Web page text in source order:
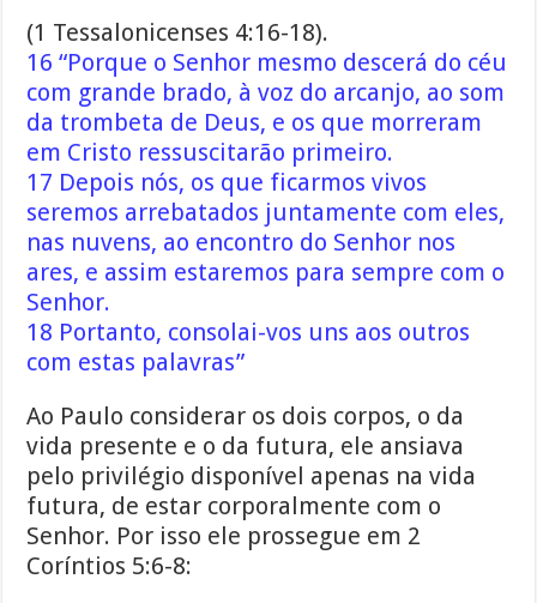
(1 Tessalonicenses 4:16-18).
16 “Porque o Senhor mesmo descerá do céu
com grande brado, à voz do arcanjo, ao som
da trombeta de Deus, e os que morreram
em Cristo ressuscitarão primeiro.
17 Depois nós, os que ficarmos vivos
seremos arrebatados juntamente com eles,
nas nuvens, ao encontro do Senhor nos
ares, e assim estaremos para sempre com o
Senhor.
18 Portanto, consolai-vos uns aos outros
com estas palavras”
Ao Paulo considerar os dois corpos, o da
vida presente e o da futura, ele ansiava
pelo privilégio disponível apenas na vida
futura, de estar corporalmente com o
Senhor. Por isso ele prossegue em 2
Coríntios 5:6-8: